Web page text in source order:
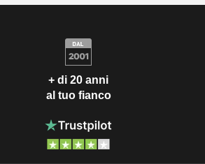
+ di 20 anni
al tuo fianco